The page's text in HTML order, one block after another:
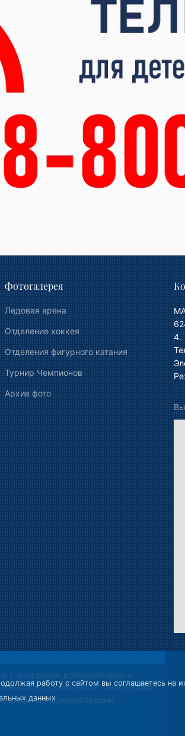
Фотогалерея
Ледовая арена
Отделение хоккея
Отделения фигурного катания
Турнир Чемпионов
Архив фото
4.
учреждение дополнительного
Козицына». Копирование
администрации.
работу с сайтом вы соглашаетесь на
данных